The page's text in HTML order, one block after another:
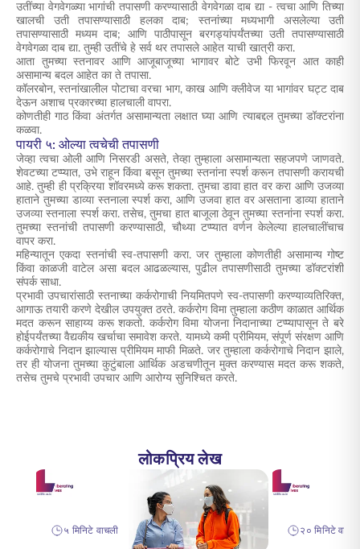
उतींच्या वेगवेगळ्या भागांची तपासणी करण्यासाठी वेगवेगळा दाब द्या - त्वचा आणि तिच्या
खालची उती तपासण्यासाठी हलका दाब; स्तनांच्या मध्यभागी असलेल्या उती
तपासण्यासाठी मध्यम दाब; आणि पाठीपासून बरगड्यांपर्यंतच्या उती तपासण्यासाठी
वेगवेगळा दाब द्या. तुम्ही उतींचे हे सर्व थर तपासले आहेत याची खात्री करा.
आता तुमच्या स्तनावर आणि आजूबाजूच्या भागावर बोटे उभी फिरवून आत काही
असामान्य बदल आहेत का ते तपासा.
कॉलरबोन, स्तनांखालील पोटाचा वरचा भाग, काख आणि क्लीवेज या भागांवर घट्ट दाब
देऊन अशाच प्रकारच्या हालचाली वापरा.
कोणतीही गाठ किंवा अंतर्गत असामान्यता लक्षात घ्या आणि त्याबद्दल तुमच्या डॉक्टरांना
कळवा.
पायरी ५: ओल्या त्वचेची तपासणी
जेव्हा त्वचा ओली आणि निसरडी असते, तेव्हा तुम्हाला असामान्यता सहजपणे जाणवते.
शेवटच्या टप्प्यात, उभे राहून किंवा बसून तुमच्या स्तनांना स्पर्श करून तपासणी करायची
आहे. तुम्ही ही प्रक्रिया शॉवरमध्ये करू शकता. तुमचा डावा हात वर करा आणि उजव्या
हाताने तुमच्या डाव्या स्तनाला स्पर्श करा, आणि उजवा हात वर असताना डाव्या हाताने
उजव्या स्तनाला स्पर्श करा. तसेच, तुमचा हात बाजूला ठेवून तुमच्या स्तनांना स्पर्श करा.
तुमच्या स्तनांची तपासणी करण्यासाठी, चौथ्या टप्प्यात वर्णन केलेल्या हालचालींचाच
वापर करा.
महिन्यातून एकदा स्तनांची स्व-तपासणीकरा. जर तुम्हाला कोणतीही असामान्य गोष्ट
किंवा काळजी वाटेल असा बदल आढळल्यास, पुढील तपासणीसाठी तुमच्या डॉक्टरांशी
संपर्क साधा.
प्रभावी उपचारांसाठी स्तनाच्या कर्करोगाची नियमितपणे स्व-तपासणीकरण्याव्यतिरिक्त,
आगाऊ तयारी करणे देखील उपयुक्त ठरते. कर्करोग विमातुम्हाला कठीण काळात आर्थिक
मदत करून साहाय्य करू शकतो. कर्करोग विमा योजना निदानाच्या टप्प्यापासून ते बरे
होईपर्यंतच्या वैद्यकीय खर्चाचा समावेश करते. यामध्ये कमी प्रीमियम, संपूर्ण संरक्षण आणि
कर्करोगाचे निदान झाल्यास प्रीमियम माफी मिळते. जर तुम्हाला कर्करोगाचे निदान झाले,
तर ही योजना तुमच्या कुटुंबाला आर्थिक अडचणीतून मुक्त करण्यास मदत करू शकते,
तसेच तुमचे प्रभावी उपचार आणि आरोग्य सुनिश्चित करते.
लोकप्रिय लेख
५ मिनिटे वाचली २० मिनिटे